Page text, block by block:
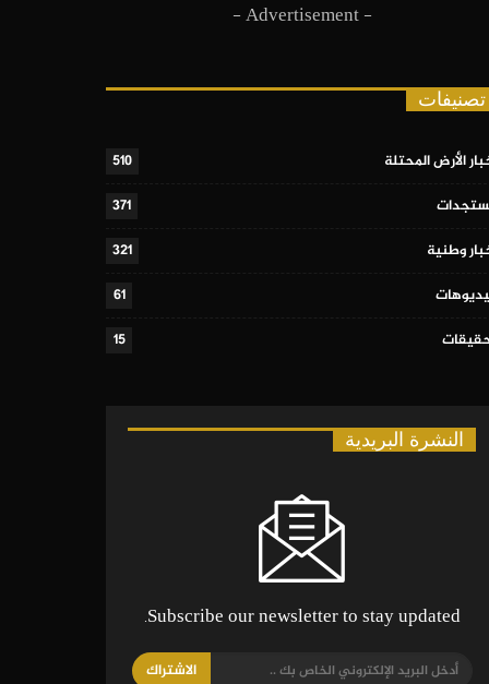
- Advertisement -
تصنيفات
الأرض المحتلة
510
371
وطنية
321
61
15
النشرة البريدية
Subscribe our newsletter to stay updated.
الاشتراك